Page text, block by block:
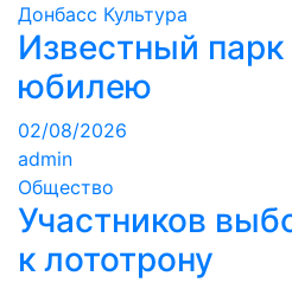
Донбасс Культура
Известный парк
юбилею
02/08/2026
admin
Общество
Участников
к лототрону